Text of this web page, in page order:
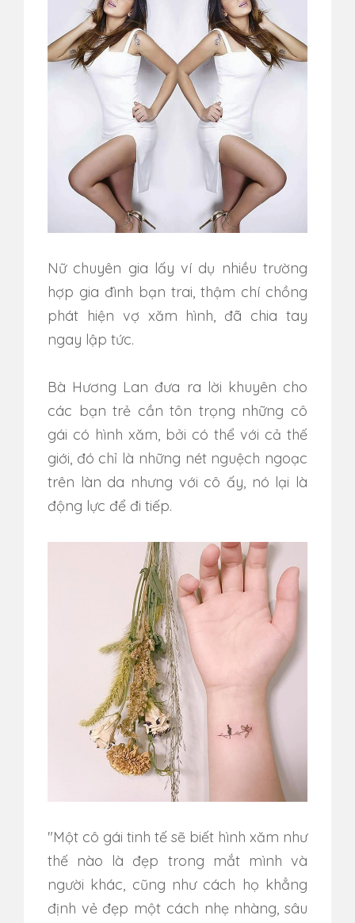
Nữ chuyên gia lấy ví dụ nhiều trường
hợp gia đình bạn trai, thậm chí chồng
phát hiện vợ xăm hình, đã chia tay
ngay lập tức.
Bà Hương Lan đưa ra lời khuyên cho
các bạn trẻ cần tôn trọng những cô
gái có hình xăm, bởi có thể với cả thế
giới, đó chỉ là những nét nguệch ngoạc
trên làn da nhưng với cô ấy, nó lại là
động lực để đi tiếp.
"Một cô gái tinh tế sẽ biết hình xăm như
thế nào là đẹp trong mắt mình và
người khác, cũng như cách họ khẳng
định vẻ đẹp một cách nhẹ nhàng, sâu